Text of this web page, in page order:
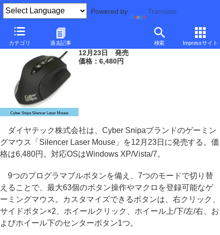
Powered by Translate
カテゴリ 過去記事 検索 Impressサイト
ダイヤテック、9個のプログラマブルボタンを備えたゲーミングマウス
Cyber Snipa Silencer Laser Mouse
12月23日 発売
価格：6,480円
ダイヤテック株式会社は、Cyber Snipaブランドのゲーミン
グマウス「Silencer Laser Mouse」を12月23日に発売する。価
格は6,480円。対応OSはWindows XP/Vista/7。
9つのプログラマブルボタンを備え、7つのモードで切り替
えることで、最大63個のボタン操作やマクロを登録可能なゲ
ーミングマウス。カスタマイズできるボタンは、右クリック、
サイドボタン×2、ホイールクリック、ホイール上/下/左/右、お
よびホイール下のセンターボタン1つ。